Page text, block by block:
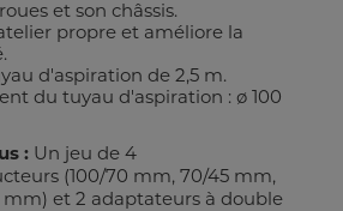
et son châssis.
propre et améliore la
d'aspiration de 2,5 m.
du tuyau d'aspiration : ø 100
: Un jeu de 4
(100/70 mm, 70/45 mm,
et 2 adaptateurs à double